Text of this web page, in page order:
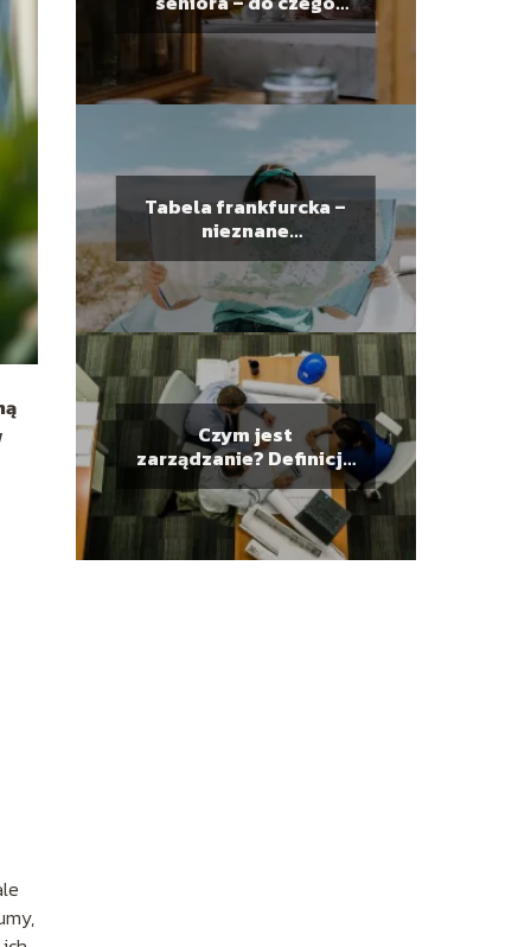
uprawnia i jakie
korzyści niesie?
Tabela frankfurcka –
nieznane
zastosowanie?
Czym jest
zarządzanie? Definicja
zarządzania